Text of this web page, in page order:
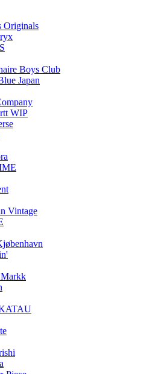
Originals
Boys Club
Japan
WIP
Vintage
Markk